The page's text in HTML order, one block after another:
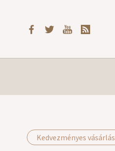
Kedvezményes vásárlás